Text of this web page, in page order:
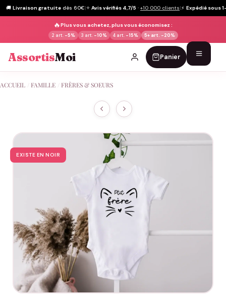
🚚 Livraison gratuite dès 60€|⭐ Avis vérifiés 4,7/5 · +10 000 clients|⚡ Expédié sous
🔥Plus vous achetez, plus vous économisez :
2 art. -5% 3 art. -10% 4 art. -15% 5+ art. -20%
AssortisMoi Panier
au
ACCUEIL FAMILLE FRÈRES & SOEURS
EXISTE EN NOIR